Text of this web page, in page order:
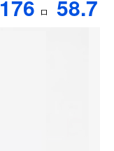
176 口 58.7